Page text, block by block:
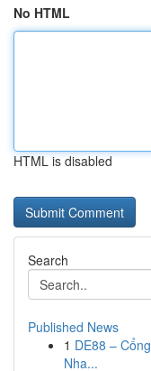
No HTML
HTML is disabled
Search
Published News
1 DE88 –
Nha...